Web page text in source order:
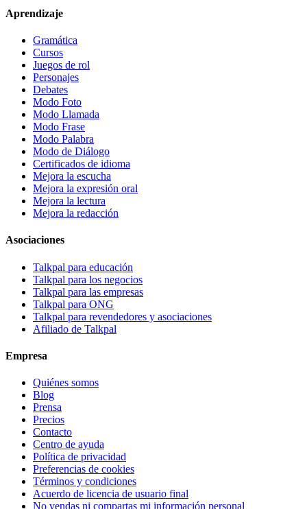
Aprendizaje
Gramática
Cursos
Juegos de rol
Personajes
Debates
Modo Foto
Modo Llamada
Modo Frase
Modo Palabra
Modo de Diálogo
Certificados de idioma
Mejora la escucha
Mejora la expresión oral
Mejora la lectura
Mejora la redacción
Asociaciones
Talkpal para educación
Talkpal para los negocios
Talkpal para las empresas
Talkpal para ONG
Talkpal para revendedores y asociaciones
Afiliado de Talkpal
Empresa
Quiénes somos
Blog
Prensa
Precios
Contacto
Centro de ayuda
Política de privacidad
Preferencias de cookies
Términos y condiciones
Acuerdo de licencia de usuario final
No vendas ni compartas mi información personal